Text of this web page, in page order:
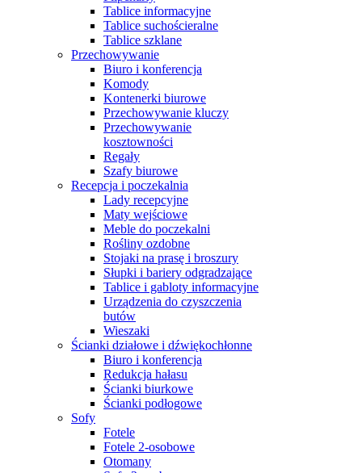
Tablice informacyjne
Tablice suchościeralne
Tablice szklane
Przechowywanie
Biuro i konferencja
Komody
Kontenerki biurowe
Przechowywanie kluczy
Przechowywanie
kosztowności
Regały
Szafy biurowe
Recepcja i poczekalnia
Lady recepcyjne
Maty wejściowe
Meble do poczekalni
Rośliny ozdobne
Stojaki na prasę i broszury
Słupki i bariery odgradzające
Tablice i gabloty informacyjne
Urządzenia do czyszczenia
butów
Wieszaki
Ścianki działowe i dźwiękochłonne
Biuro i konferencja
Redukcja hałasu
Ścianki biurkowe
Ścianki podłogowe
Sofy
Fotele
Fotele 2-osobowe
Otomany